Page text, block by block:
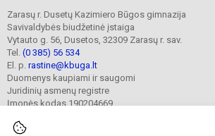
Zarasų r. Dusetų Kazimiero Būgos gimnazija
Savivaldybės biudžetinė įstaiga
Vytauto g. 56, Dusetos, 32309 Zarasų r. sav.
Tel. (0 385) 56 534
El. p. rastine@kbuga.lt
Duomenys kaupiami ir saugomi
Juridinių asmenų registre
Įmonės kodas 190204669